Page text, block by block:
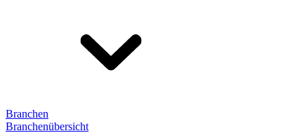
Branchen
Branchenübersicht